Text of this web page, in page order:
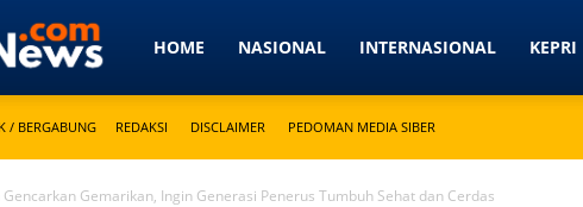
Detikkeprinews.com
HOME NASIONAL INTERNASIONAL KEPRI
/ BERGABUNG REDAKSI DISCLAIMER PEDOMAN MEDIA SIBER
Gemarikan, Ingin Generasi Penerus Tumbuh Sehat dan Cerdas